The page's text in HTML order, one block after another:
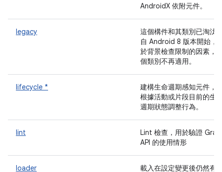
AndroidX 依附元件。
legacy
這個構件和其類別已淘汰
自 Android 8 版本開始，
於背景檢查限制的因素，
個類別不再適用。
lifecycle *
建構生命週期感知元件，
根據活動或片段目前的生
週期狀態調整行為。
lint
Lint 檢查，用於驗證
API 的使用情形
loader
載入在設定變更後仍然有